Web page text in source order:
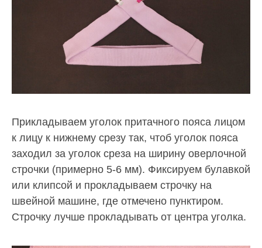
Прикладываем уголок притачного пояса лицом
к лицу к нижнему срезу так, чтоб уголок пояса
заходил за уголок среза на ширину оверлочной
строчки (примерно 5-6 мм). Фиксируем булавкой
или клипсой и прокладываем строчку на
швейной машине, где отмечено пунктиром.
Строчку лучше прокладывать от центра уголка.